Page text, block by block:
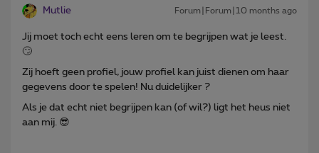
Mutlie Forum|Forum|10 months ago
Jij moet toch echt eens leren om te begrijpen wat je leest.
🙄
Zij hoeft geen profiel, jouw profiel kan juist dienen om haar
gegevens door te spelen! Nu duidelijker ?
Als je dat echt niet begrijpen kan (of wil?) ligt het heus niet
aan mij. 😎